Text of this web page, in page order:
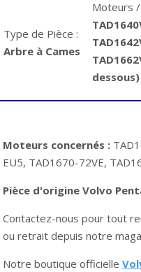
Type de Pièce :
Arbre à Cames
Moteurs
dessous)
Moteurs concernés :
EU5, TAD1670-72VE,
Pièce d'origine Volvo
Contactez-nous pour tout
ou retrait depuis notre
Notre boutique officielle